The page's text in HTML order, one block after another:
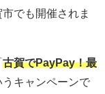
でも開催されま
古賀でPayPay！最
うキャンペーンで